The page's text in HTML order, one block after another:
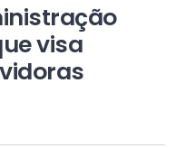
visa